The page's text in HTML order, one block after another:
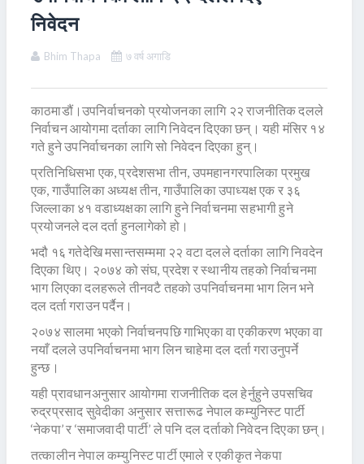
निवेदन
Bhim Thapa ७ वर्ष अगाडि
काठमाडौं।उपनिर्वाचनको प्रयोजनका लागि २२ राजनीतिक दलले
निर्वाचन आयोगमा दर्ताका लागि निवेदन दिएका छन्। यही मंसिर १४
गते हुने उपनिर्वाचनका लागि सो निवेदन दिएका हुन्।
प्रतिनिधिसभा एक, प्रदेशसभा तीन, उपमहानगरपालिका प्रमुख
एक, गाउँपालिका अध्यक्ष तीन, गाउँपालिका उपाध्यक्ष एक र ३६
जिल्लाका ४१ वडाध्यक्षका लागि हुने निर्वाचनमा सहभागी हुने
प्रयोजनले दल दर्ता हुनलागेको हो।
भदौ १६ गतेदेखि मसान्तसम्ममा २२ वटा दलले दर्ताका लागि निवदेन
दिएका थिए। २०७४ को संघ, प्रदेश र स्थानीय तहको निर्वाचनमा
भाग लिएका दलहरूले तीनवटै तहको उपनिर्वाचनमा भाग लिन भने
दल दर्ता गराउन पर्दैन।
२०७४ सालमा भएको निर्वाचनपछि गाभिएका वा एकीकरण भएका वा
नयाँ दलले उपनिर्वाचनमा भाग लिन चाहेमा दल दर्ता गराउनुपर्ने
हुन्छ।
यही प्रावधानअनुसार आयोगमा राजनीतिक दल हेर्नुहुने उपसचिव
रुद्रप्रसाद सुवेदीका अनुसार सत्तारूढ नेपाल कम्युनिस्ट पार्टी
‘नेकपा’ र ‘समाजवादी पार्टी’ ले पनि दल दर्ताको निवेदन दिएका छन्।
तत्कालीन नेपाल कम्युनिस्ट पार्टी एमाले र एकीकृत नेकपा